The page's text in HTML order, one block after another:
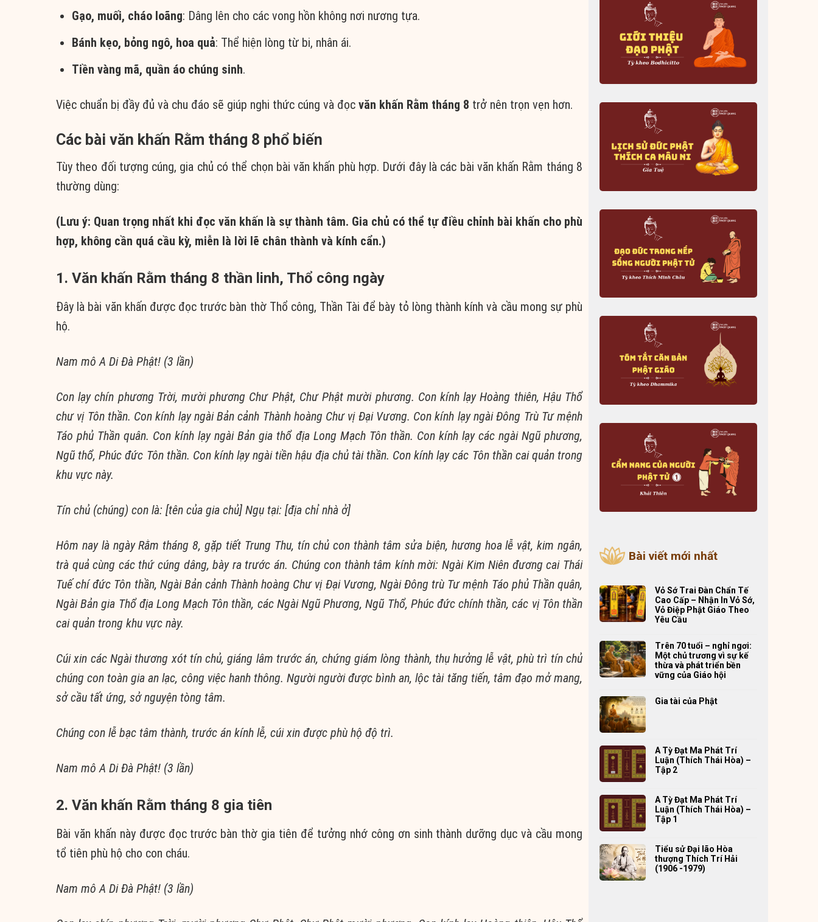
Gạo, muối, cháo loãng: Dâng lên cho các vong hồn không nơi nương tựa.
Bánh kẹo, bỏng ngô, hoa quả: Thể hiện lòng từ bi, nhân ái.
Tiền vàng mã, quần áo chúng sinh.
Việc chuẩn bị đầy đủ và chu đáo sẽ giúp nghi thức cúng và đọc văn khấn Rằm tháng 8 trở nên trọn vẹn hơn.
Các bài văn khấn Rằm tháng 8 phổ biến
Tùy theo đối tượng cúng, gia chủ có thể chọn bài văn khấn phù hợp. Dưới đây là các bài văn khấn Rằm tháng 8
thường dùng:
(Lưu ý: Quan trọng nhất khi đọc văn khấn là sự thành tâm. Gia chủ có thể tự điều chỉnh bài khấn cho phù
hợp, không cần quá cầu kỳ, miễn là lời lẽ chân thành và kính cẩn.)
1. Văn khấn Rằm tháng 8 thần linh, Thổ công ngày
Đây là bài văn khấn được đọc trước bàn thờ Thổ công, Thần Tài để bày tỏ lòng thành kính và cầu mong sự phù
hộ.
Nam mô A Di Đà Phật! (3 lần)
Con lạy chín phương Trời, mười phương Chư Phật, Chư Phật mười phương. Con kính lạy Hoàng thiên, Hậu Thổ
chư vị Tôn thần. Con kính lạy ngài Bản cảnh Thành hoàng Chư vị Đại Vương. Con kính lạy ngài Đông Trù Tư mệnh
Táo phủ Thần quân. Con kính lạy ngài Bản gia thổ địa Long Mạch Tôn thần. Con kính lạy các ngài Ngũ phương,
Ngũ thổ, Phúc đức Tôn thần. Con kính lạy ngài tiền hậu địa chủ tài thần. Con kính lạy các Tôn thần cai quản trong
khu vực này.
Tín chủ (chúng) con là: [tên của gia chủ] Ngụ tại: [địa chỉ nhà ở]
Hôm nay là ngày Rằm tháng 8, gặp tiết Trung Thu, tín chủ con thành tâm sửa biện, hương hoa lễ vật, kim ngân,
trà quả cùng các thứ cúng dâng, bày ra trước án. Chúng con thành tâm kính mời: Ngài Kim Niên đương cai Thái
Tuế chí đức Tôn thần, Ngài Bản cảnh Thành hoàng Chư vị Đại Vương, Ngài Đông trù Tư mệnh Táo phủ Thần quân,
Ngài Bản gia Thổ địa Long Mạch Tôn thần, các Ngài Ngũ Phương, Ngũ Thổ, Phúc đức chính thần, các vị Tôn thần
cai quản trong khu vực này.
Cúi xin các Ngài thương xót tín chủ, giáng lâm trước án, chứng giám lòng thành, thụ hưởng lễ vật, phù trì tín chủ
chúng con toàn gia an lạc, công việc hanh thông. Người người được bình an, lộc tài tăng tiến, tâm đạo mở mang,
sở cầu tất ứng, sở nguyện tòng tâm.
Chúng con lễ bạc tâm thành, trước án kính lễ, cúi xin được phù hộ độ trì.
Nam mô A Di Đà Phật! (3 lần)
2. Văn khấn Rằm tháng 8 gia tiên
Bài văn khấn này được đọc trước bàn thờ gia tiên để tưởng nhớ công ơn sinh thành dưỡng dục và cầu mong
tổ tiên phù hộ cho con cháu.
Nam mô A Di Đà Phật! (3 lần)
Bài viết mới nhất
Vỏ Sớ Trai Đàn Chẩn Tế
Cao Cấp – Nhận In Vỏ Sớ,
Vỏ Điệp Phật Giáo Theo
Yêu Cầu
Trên 70 tuổi – nghỉ ngơi:
Một chủ trương vì sự kế
thừa và phát triển bền
vững của Giáo hội
Gia tài của Phật
A Tỳ Đạt Ma Phát Trí
Luận (Thích Thái Hòa) –
Tập 2
A Tỳ Đạt Ma Phát Trí
Luận (Thích Thái Hòa) –
Tập 1
Tiểu sử Đại lão Hòa
thượng Thích Trí Hải
(1906 -1979)